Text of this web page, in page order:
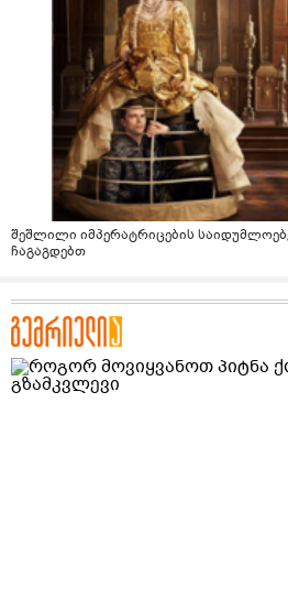
შეშლილი იმპერატრიცების
ჩაგაგდებთ